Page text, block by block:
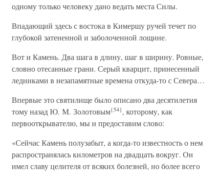
одному только человеку дано ведать места Силы.
Впадающий здесь с востока в Кимершу ручей течет по
глубокой затененной и заболоченной лощине.
Вот и Камень. Два шага в длину, шаг в ширину. Ровные,
словно отесанные грани. Серый кварцит, принесенный
ледниками в незапамятные времена откуда-то с Севера…
Впервые это святилище было описано два десятилетия
тому назад Ю. М. Золотовым{54}, которому, как
первооткрывателю, мы и предоставим слово:
«Сейчас Камень полузабыт, а когда-то известность о нем
распространялась километров на двадцать вокруг. Он
имел славу целителя от всяких болезней, но более всего